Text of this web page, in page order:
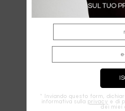
* Inviando questo form,
informativa sulla privacy e di
dei miei